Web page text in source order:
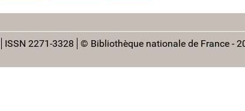
ISSN 2271-3328 © Bibliothèque nationale de France -